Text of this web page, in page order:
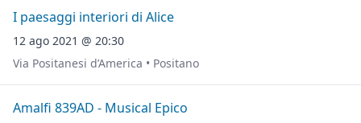
I paesaggi interiori di Alice
12 ago 2021 @ 20:30
Via Positanesi d’America • Positano
Amalfi 839AD - Musical Epico